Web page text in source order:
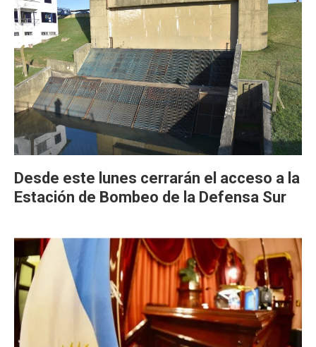
Desde este lunes cerrarán el acceso a la
Estación de Bombeo de la Defensa Sur